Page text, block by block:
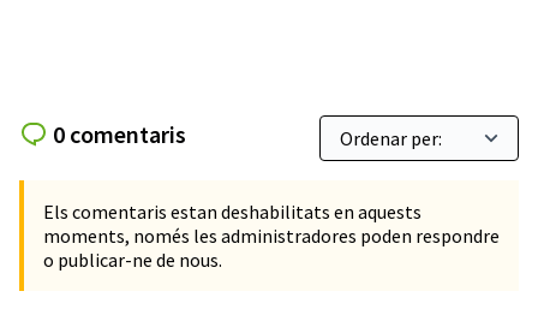
0 comentaris
Els comentaris estan deshabilitats en aquests
moments, només les administradores poden respondre
o publicar-ne de nous.